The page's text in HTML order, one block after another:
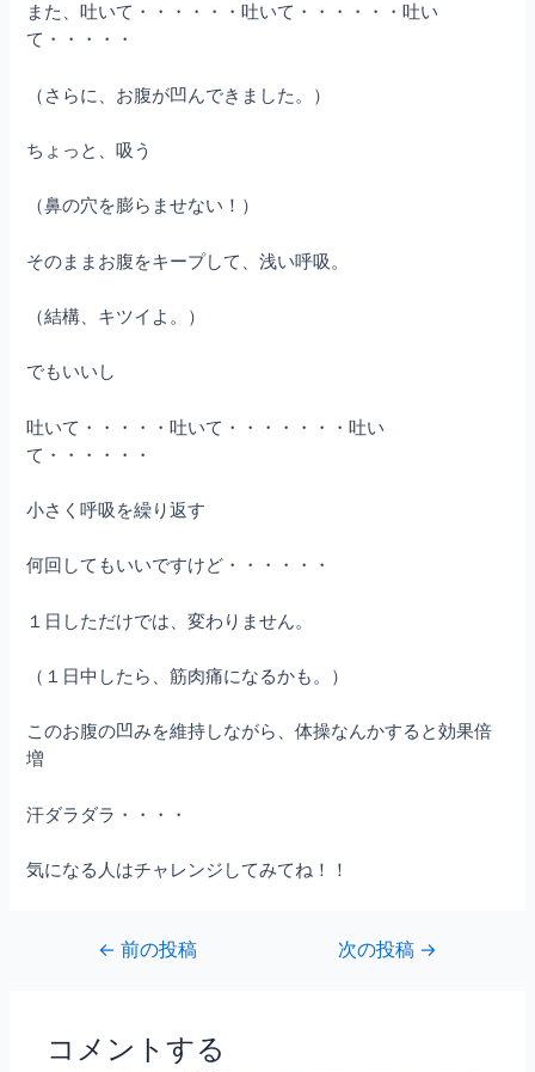
また、吐いて・・・・・・吐いて・・・・・・吐い
て・・・・・
（さらに、お腹が凹んできました。）
ちょっと、吸う
（鼻の穴を膨らませない！）
そのままお腹をキープして、浅い呼吸。
（結構、キツイよ。）
でもいいし
吐いて・・・・・吐いて・・・・・・・吐い
て・・・・・・
小さく呼吸を繰り返す
何回してもいいですけど・・・・・・
１日しただけでは、変わりません。
（１日中したら、筋肉痛になるかも。）
このお腹の凹みを維持しながら、体操なんかすると効果倍
増
汗ダラダラ・・・・
気になる人はチャレンジしてみてね！！
← 前の投稿 次の投稿 →
コメントする